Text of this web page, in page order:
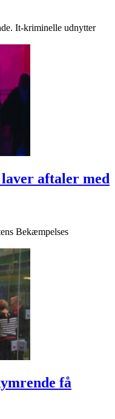
It-kriminelle udnytter
aftaler med
Bekæmpelses
få